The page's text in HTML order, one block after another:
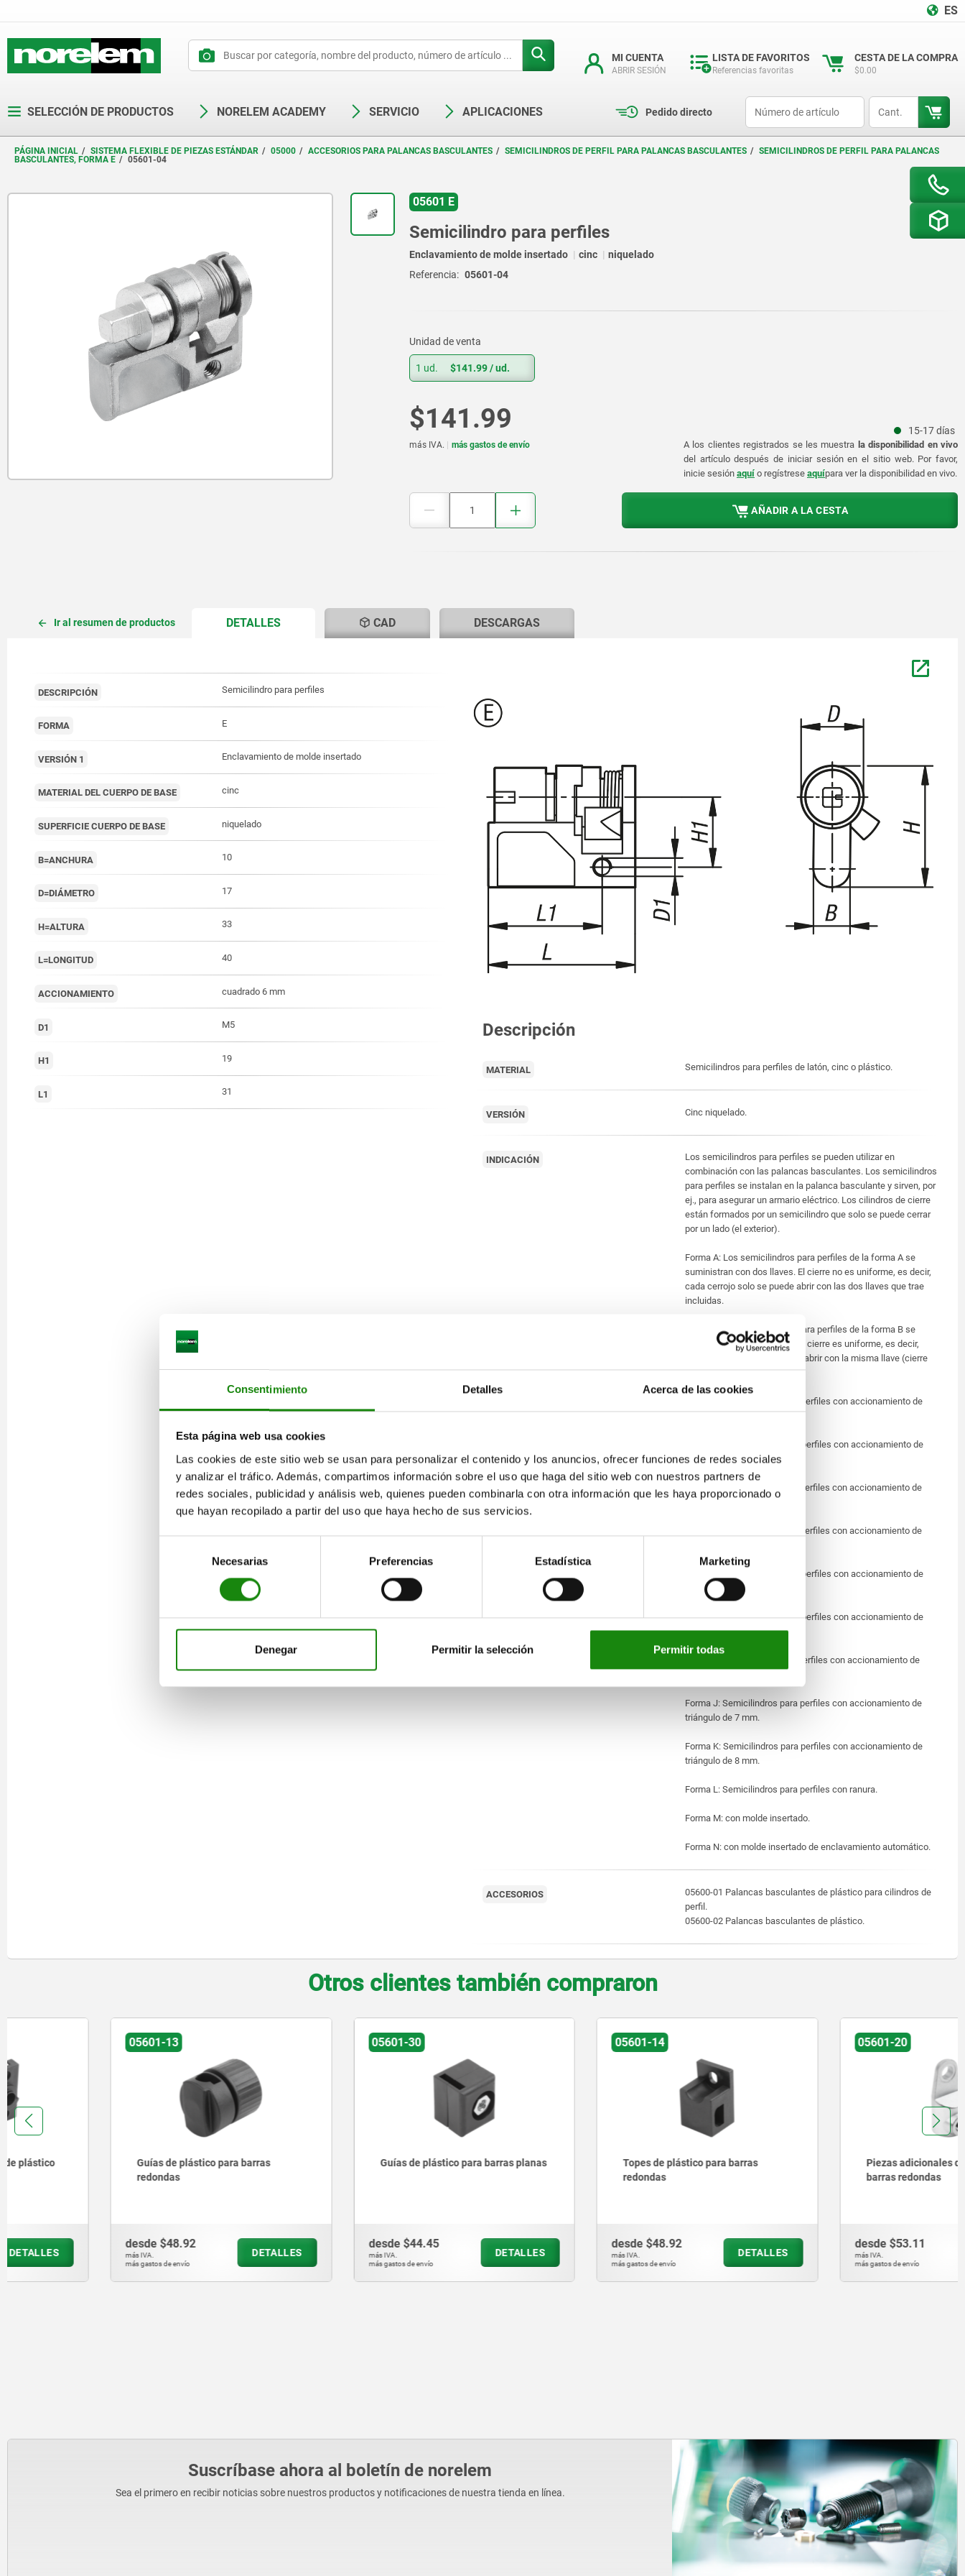
Consentimiento Detalles Acerca de las cookies
Esta página web usa cookies
Las cookies de este sitio web se usan para personalizar el contenido y los anuncios, ofrecer funciones de redes sociales
y analizar el tráfico. Además, compartimos información sobre el uso que haga del sitio web con nuestros partners de
redes sociales, publicidad y análisis web, quienes pueden combinarla con otra información que les haya proporcionado o
que hayan recopilado a partir del uso que haya hecho de sus servicios.
consentimiento
Necesarias Preferencias Estadística Marketing
Denegar Permitir la selección Permitir todas
ES
MI CUENTA
ABRIR SESIÓN
LISTA DE FAVORITOS
Referencias favoritas
CESTA DE LA COMPRA
$0.00
SELECCIÓN DE PRODUCTOS NORELEM ACADEMY SERVICIO APLICACIONES Pedido directo
PÁGINA INICIAL SISTEMA FLEXIBLE DE PIEZAS ESTÁNDAR 05000 ACCESORIOS PARA PALANCAS BASCULANTES SEMICILINDROS DE PERFIL PARA PALANCAS BASCULANTES
SEMICILINDROS DE PERFIL PARA PALANCAS
BASCULANTES, FORMA E
05601-04
05601 E
Semicilindro para perfiles
Enclavamiento de molde insertado cinc
niquelado
Referencia: 05601-04
Unidad de venta
1 ud. $141.99/ ud.
$141.99 15-17 días
más IVA. más gastos de envío A los clientes registrados se les muestra la disponibilidad en vivo
del artículo después de iniciar sesión en el sitio web. Por favor,
inicie sesión aquí o regístrese aquípara ver la disponibilidad en vivo.
AÑADIR A LA CESTA
Ir al resumen de productos DETALLESCURRENT
CAD DESCARGAS
DESCRIPCIÓN Semicilindro para perfiles
FORMA E
VERSIÓN 1 Enclavamiento de molde insertado
MATERIAL DEL CUERPO DE BASE cinc
SUPERFICIE CUERPO DE BASE niquelado
B=ANCHURA 10
D=DIÁMETRO 17
H=ALTURA 33
L=LONGITUD 40
ACCIONAMIENTO cuadrado 6 mm
D1 M5
H1 19
L1 31
Descripción
MATERIAL Semicilindros para perfiles de latón, cinc o plástico.
VERSIÓN Cinc niquelado.
INDICACIÓN
Los semicilindros para perfiles se pueden utilizar en
combinación con las palancas basculantes. Los semicilindros
para perfiles se instalan en la palanca basculante y sirven, por
ej., para asegurar un armario eléctrico. Los cilindros de cierre
están formados por un semicilindro que solo se puede cerrar
por un lado (el exterior).
Forma A: Los semicilindros para perfiles de la forma A se
suministran con dos llaves. El cierre no es uniforme, es decir,
cada cerrojo solo se puede abrir con las dos llaves que trae
incluidas.
Forma B: Los semicilindros para perfiles de la forma B se
suministran con dos llaves. El cierre es uniforme, es decir,
todos los cerrojos se pueden abrir con la misma llave (cierre
1333).
Forma C: Semicilindros para perfiles con accionamiento de
Forma D: Semicilindros para perfiles con accionamiento de
paletón doble de 5 mm.
Forma E: Semicilindros para perfiles con accionamiento de
cuadrado de 6 mm.
Forma F: Semicilindros para perfiles con accionamiento de
Forma G: Semicilindros para perfiles con accionamiento de
cuadrado de 8 mm.
Forma H: Semicilindros para perfiles con accionamiento de
triángulo de 6 mm.
Forma I: Semicilindros para perfiles con accionamiento de
Forma J: Semicilindros para perfiles con accionamiento de
triángulo de 7 mm.
Forma K: Semicilindros para perfiles con accionamiento de
triángulo de 8 mm.
Forma L: Semicilindros para perfiles con ranura.
Forma M: con molde insertado.
Forma N: con molde insertado de enclavamiento automático.
ACCESORIOS
05600-01 Palancas basculantes de plástico para cilindros de
perfil.
05600-02 Palancas basculantes de plástico.
Otros clientes también compraron
Guías de plástico para barras
$48.92
más IVA.
más gastos de envío
DETALLES
Guías de plástico para barras planas
$44.45
más IVA.
más gastos de envío
DETALLES
Topes de plástico para barras
$48.92
más IVA.
más gastos de envío
DETALLES
Piezas adicionales de cinc para
$53.11
más IVA.
más gastos de envío
DETALLES
Suscríbase ahora al boletín de norelem
Sea el primero en recibir noticias sobre nuestros productos y notificaciones de nuestra tienda en línea.